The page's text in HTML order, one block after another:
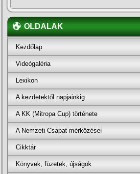
OLDALAK
Kezdőlap
Videógaléria
Lexikon
A kezdetektől napjainkig
A KK (Mitropa Cup) története
A Nemzeti Csapat mérkőzései
Cikktár
Könyvek, füzetek, újságok